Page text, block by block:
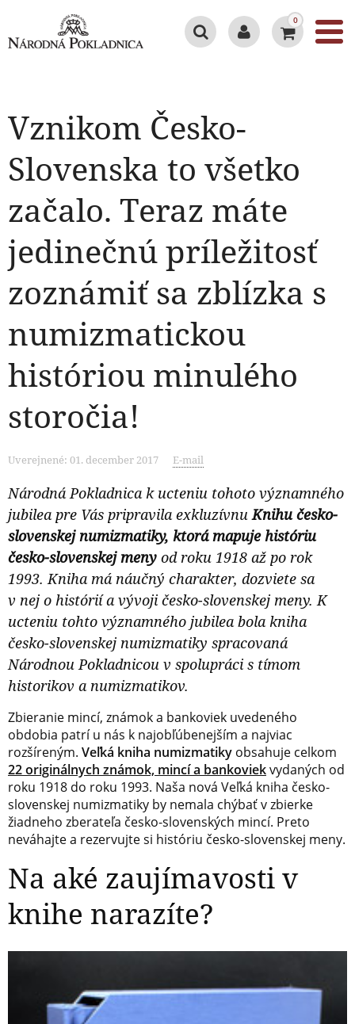
0
Vznikom Česko-
Slovenska to všetko
začalo. Teraz máte
jedinečnú príležitosť
zoznámiť sa zblízka s
numizmatickou
históriou minulého
storočia!
Uverejnené: 01. december 2017 E-mail
Národná Pokladnica k ucteniu tohoto významného
jubilea pre Vás pripravila exkluzívnuKnihu česko-
slovenskej numizmatiky, ktorá mapuje históriu
česko-slovenskej meny od roku 1918 až po rok
1993. Kniha má náučný charakter, dozviete sa
v nej o histórií a vývoji česko-slovenskej meny. K
ucteniu tohto významného jubilea bola kniha
česko-slovenskej numizmatiky spracovaná
Národnou Pokladnicou v spolupráci s tímom
historikov a numizmatikov.
Zbieranie mincí, známok a bankoviek uvedeného
obdobia patrí u nás k najobľúbenejším a najviac
rozšíreným. Veľká kniha numizmatiky obsahuje celkom
22originálnych známok, mincí a bankoviekvydaných od
roku 1918 do roku 1993. Naša nová Veľká kniha česko-
slovenskej numizmatiky by nemala chýbať v zbierke
žiadneho zberateľa česko-slovenských mincí. Preto
neváhajte a rezervujte si históriu česko-slovenskej meny.
Na aké zaujímavosti v
knihe narazíte?